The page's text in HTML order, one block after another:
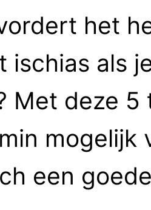
het
ischias als
Met deze
mogelijk
een